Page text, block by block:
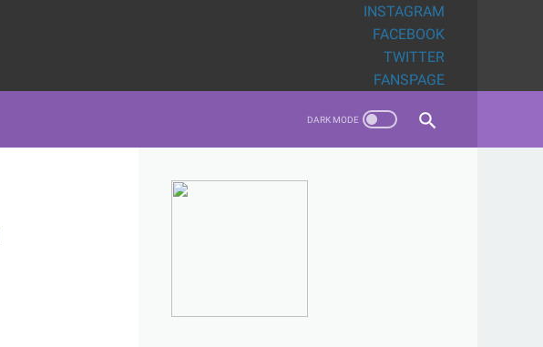
INSTAGRAM
FACEBOOK
TWITTER
FANSPAGE